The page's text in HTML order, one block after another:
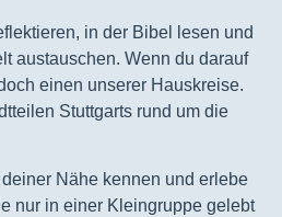
in der Bibel lesen und
austauschen. Wenn du darauf
einen unserer Hauskreise.
Stuttgarts rund um die
Nähe kennen und erlebe
nur in einer Kleingruppe gelebt